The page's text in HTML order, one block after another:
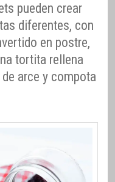
pueden crear
diferentes, con
en postre,
tortita rellena
arce y compota